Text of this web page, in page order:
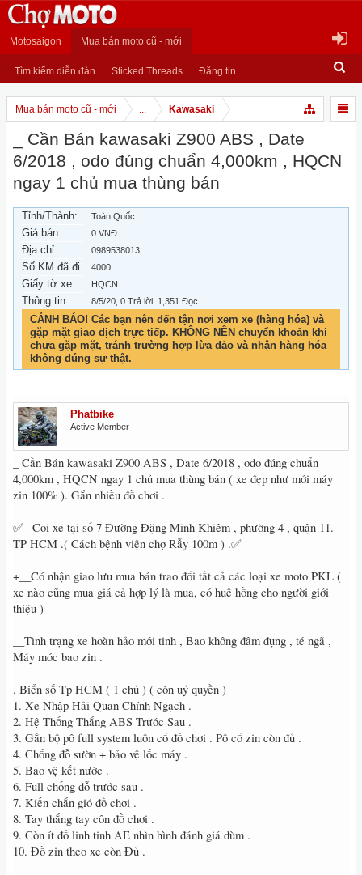
Motosaigon Mua bán moto cũ - mới
Tìm kiếm diễn đàn Sticked Threads Đăng tin
Mua bán moto cũ - mới ... Kawasaki
_ Cần Bán kawasaki Z900 ABS , Date
6/2018 , odo đúng chuẩn 4,000km , HQCN
ngay 1 chủ mua thùng bán
Tỉnh/Thành: Toàn Quốc
Giá bán: 0 VNĐ
Địa chỉ: 0989538013
Số KM đã đi: 4000
Giấy tờ xe: HQCN
Thông tin: 8/5/20 , 0 Trả lời, 1,351 Đọc
CẢNH BÁO! Các bạn nên đến tận nơi xem xe (hàng hóa) và
gặp mặt giao dịch trực tiếp. KHÔNG NÊN chuyển khoản khi
chưa gặp mặt, tránh trường hợp lừa đảo và nhận hàng hóa
không đúng sự thật.
Phatbike
Active Member
_ Cần Bán kawasaki Z900 ABS , Date 6/2018 , odo đúng chuẩn
4,000km , HQCN ngay 1 chủ mua thùng bán ( xe đẹp như mới máy
zin 100% ). Gắn nhiều đồ chơi .
✅_ Coi xe tại số 7 Đường Đặng Minh Khiêm , phường 4 , quận 11.
TP HCM .( Cách bệnh viện chợ Rẫy 100m ) .✅
+__Có nhận giao lưu mua bán trao đổi tất cả các loại xe moto PKL (
xe nào cũng mua giá cả hợp lý là mua, có huê hồng cho người giới
thiệu )
__Tình trạng xe hoàn hảo mới tinh , Bao không đâm đụng , té ngã ,
Máy móc bao zin .
. Biển số Tp HCM ( 1 chủ ) ( còn uỷ quyền )
1. Xe Nhập Hải Quan Chính Ngạch .
2. Hệ Thống Thắng ABS Trước Sau .
3. Gắn bộ pô full system luôn cổ đồ chơi . Pô cổ zin còn đủ .
4. Chống đỗ sườn + bảo vệ lốc máy .
5. Bảo vệ kết nước .
6. Full chống đỗ trước sau .
7. Kiến chắn gió đồ chơi .
8. Tay thắng tay côn đồ chơi .
9. Còn ít đồ linh tinh AE nhìn hình đánh giá dùm .
10. Đồ zin theo xe còn Đủ .